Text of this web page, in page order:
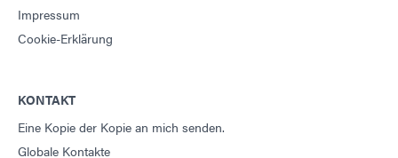
Impressum
Cookie-Erklärung
KONTAKT
Eine Kopie der Kopie an mich senden.
Globale Kontakte